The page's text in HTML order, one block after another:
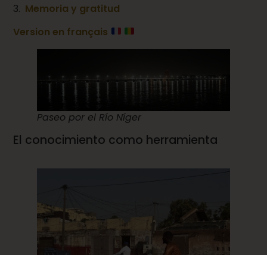
Memoria y gratitud
Version en français
Paseo por el Río Níger
El conocimiento como herramienta